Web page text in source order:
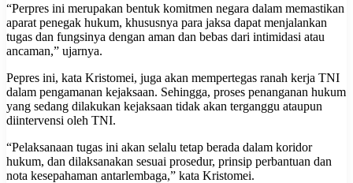
“Perpres ini merupakan bentuk komitmen negara dalam memastikan
aparat penegak hukum, khususnya para jaksa dapat menjalankan
tugas dan fungsinya dengan aman dan bebas dari intimidasi atau
ancaman,” ujarnya.
Pepres ini, kata Kristomei, juga akan mempertegas ranah kerja TNI
dalam pengamanan kejaksaan. Sehingga, proses penanganan hukum
yang sedang dilakukan kejaksaan tidak akan terganggu ataupun
diintervensi oleh TNI.
“Pelaksanaan tugas ini akan selalu tetap berada dalam koridor
hukum, dan dilaksanakan sesuai prosedur, prinsip perbantuan dan
nota kesepahaman antarlembaga,” kata Kristomei.